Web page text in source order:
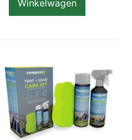
Winkelwagen